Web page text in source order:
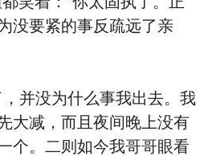
没要紧的事反疏远了亲
没为什么事我出去。我
大减，而且夜间晚上没有
个。二则如今我哥哥眼看